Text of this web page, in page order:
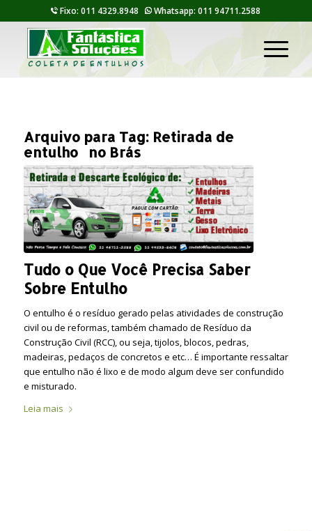
Fixo: 011 4329.8948 Whatsapp: 011 94711.2588
Arquivo para Tag: Retirada de
entulho no Brás
Tudo o Que Você Precisa Saber
Sobre Entulho
O entulho é o resíduo gerado pelas atividades de construção
civil ou de reformas, também chamado de Resíduo da
Construção Civil (RCC), ou seja, tijolos, blocos, pedras,
madeiras, pedaços de concretos e etc… É importante ressaltar
que entulho não é lixo e de modo algum deve ser confundido
e misturado.
Leia mais